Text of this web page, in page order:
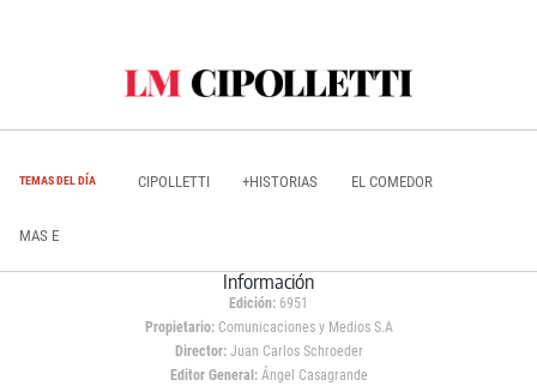
TEMAS DEL DÍA CIPOLLETTI +HISTORIAS EL COMEDOR
MAS E
Información
Edición: 6951
Propietario:Comunicaciones y Medios S.A
Director: Juan Carlos Schroeder
Editor General:Ángel Casagrande